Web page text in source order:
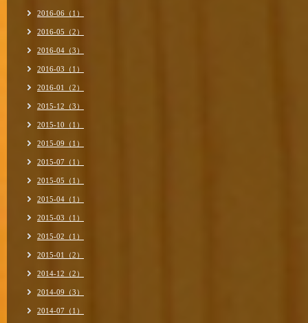
2016-06（1）
2016-05（2）
2016-04（3）
2016-03（1）
2016-01（2）
2015-12（3）
2015-10（1）
2015-09（1）
2015-07（1）
2015-05（1）
2015-04（1）
2015-03（1）
2015-02（1）
2015-01（2）
2014-12（2）
2014-09（3）
2014-07（1）